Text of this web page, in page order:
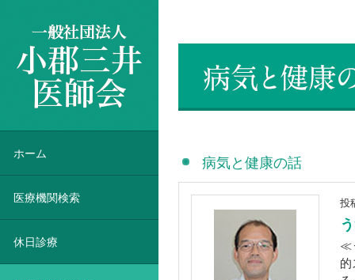
病気と健康の話
投
≪
的
ホーム
医療機関検索
休日診療